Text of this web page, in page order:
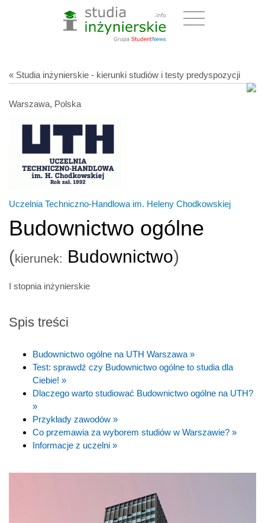
« Studia inżynierskie - kierunki studiów i testy predyspozycji
Warszawa, Polska
Uczelnia Techniczno-Handlowa im. Heleny Chodkowskiej
Budownictwo ogólne
(kierunek: Budownictwo)
I stopnia inżynierskie
Spis treści
Budownictwo ogólne na UTH Warszawa »
Test: sprawdź czy Budownictwo ogólne to studia dla
Ciebie! »
Dlaczego warto studiować Budownictwo ogólne na UTH?
»
Przykłady zawodów »
Co przemawia za wyborem studiów w Warszawie? »
Informacje z uczelni »